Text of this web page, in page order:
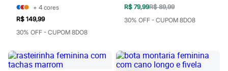
Mascavo
Niina Secrets
Océane
Payot
Real Techniques
Vizzela
+ 4 cores
R$ 149,99
30% OFF - CUPOM 8DO8
R$ 79,99R$ 89,99
30% OFF - CUPOM 8DO8